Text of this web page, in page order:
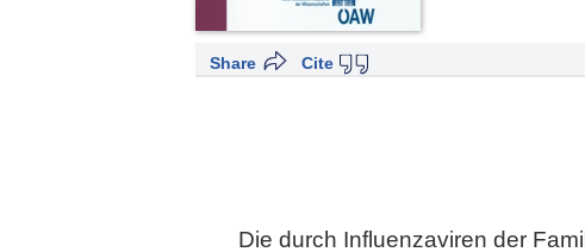
Cite
Share
Die durch Influenzaviren der